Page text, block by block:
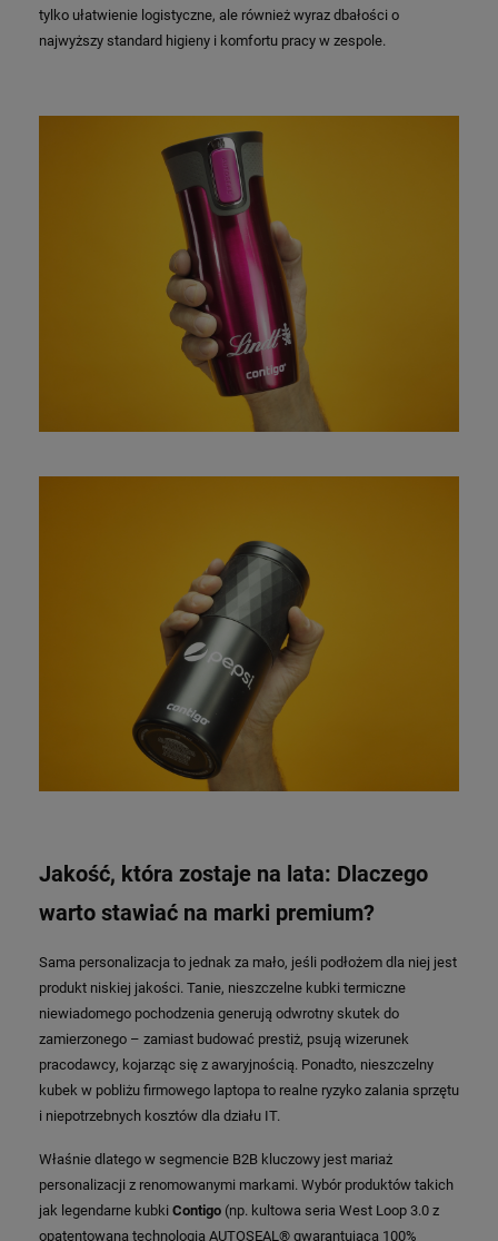
tylko ułatwienie logistyczne, ale również wyraz dbałości o
najwyższy standard higieny i komfortu pracy w zespole.
Jakość, która zostaje na lata: Dlaczego
warto stawiać na marki premium?
Sama personalizacja to jednak za mało, jeśli podłożem dla niej jest
produkt niskiej jakości. Tanie, nieszczelne kubki termiczne
niewiadomego pochodzenia generują odwrotny skutek do
zamierzonego – zamiast budować prestiż, psują wizerunek
pracodawcy, kojarząc się z awaryjnością. Ponadto, nieszczelny
kubek w pobliżu firmowego laptopa to realne ryzyko zalania sprzętu
i niepotrzebnych kosztów dla działu IT.
Właśnie dlatego w segmencie B2B kluczowy jest mariaż
personalizacji z renomowanymi markami. Wybór produktów takich
jak legendarne kubki Contigo (np. kultowa seria West Loop 3.0 z
opatentowaną technologią AUTOSEAL® gwarantującą 100%